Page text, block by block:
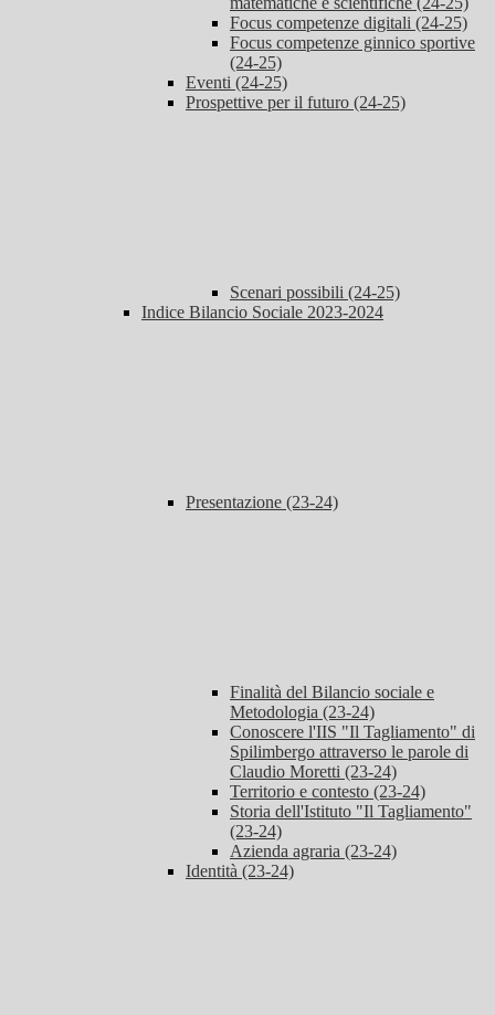
Focus competenze digitali (24-25)
Focus competenze ginnico sportive
(24-25)
Eventi (24-25)
Prospettive per il futuro (24-25)
Scenari possibili (24-25)
Indice Bilancio Sociale 2023-2024
Presentazione (23-24)
Finalità del Bilancio sociale e
Metodologia (23-24)
Conoscere l'IIS "Il Tagliamento" di
Spilimbergo attraverso le parole di
Claudio Moretti (23-24)
Territorio e contesto (23-24)
Storia dell'Istituto "Il Tagliamento"
(23-24)
Azienda agraria (23-24)
Identità (23-24)